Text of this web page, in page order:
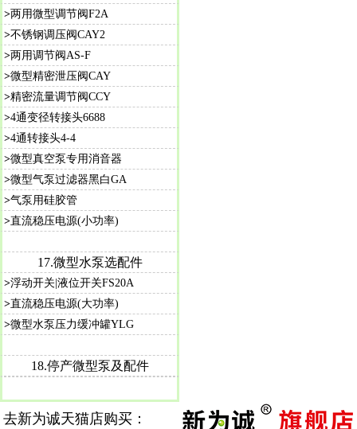
>两用微型调节阀F2A
>不锈钢调压阀CAY2
>两用调节阀AS-F
>微型精密泄压阀CAY
>精密流量调节阀CCY
>4通变径转接头6688
>4通转接头4-4
>微型真空泵专用消音器
>微型气泵过滤器黑白GA
>气泵用硅胶管
>直流稳压电源(小功率)
17.微型水泵选配件
>浮动开关|液位开关FS20A
>直流稳压电源(大功率)
>微型水泵压力缓冲罐YLG
18.停产微型泵及配件
去新为诚天猫店购买：